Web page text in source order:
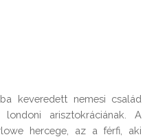
keveredett nemesi család
arisztokráciának. A
hercege, az a férfi, aki